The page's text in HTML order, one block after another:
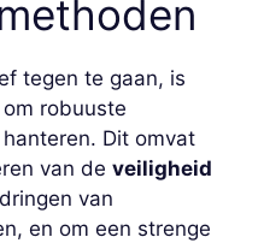
tegen te gaan, is
robuuste
Dit omvat
van de veiligheid
van
en om een ​​strenge